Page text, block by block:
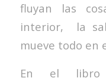
fluyan las
interior, la
mueve todo en
En el libro